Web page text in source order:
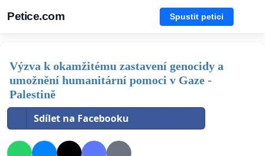
Petice.com Spustit petici
Výzva k okamžitému zastavení genocidy a
umožnění humanitární pomoci v Gaze -
Palestině
Sdílet na Facebooku